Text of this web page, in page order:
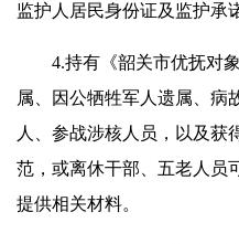
监护人居民身份证及监护承
4.持有《韶关市优抚对象
属、因公牺牲军人遗属、病
人、参战涉核人员，以及获
范，或离休干部、五老人员
提供相关材料。